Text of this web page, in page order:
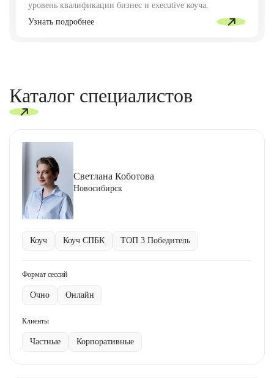
уровень квалификации бизнес и executive коуча.
Узнать подробнее
Каталог специалистов
Светлана Коботова
Новосибирск
Коуч Коуч СПБК ТОП 3 Победитель
Формат сессий
Очно Онлайн
Клиенты
Частные Корпоративные